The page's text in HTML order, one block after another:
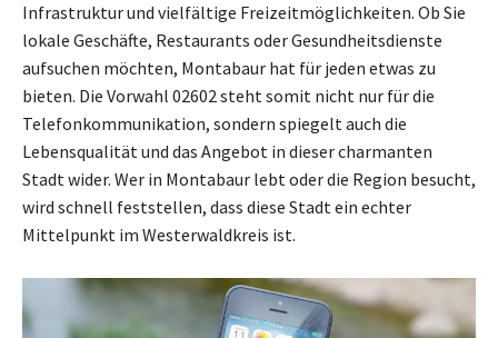
Infrastruktur und vielfältige Freizeitmöglichkeiten. Ob Sie
lokale Geschäfte, Restaurants oder Gesundheitsdienste
aufsuchen möchten, Montabaur hat für jeden etwas zu
bieten. Die Vorwahl 02602 steht somit nicht nur für die
Telefonkommunikation, sondern spiegelt auch die
Lebensqualität und das Angebot in dieser charmanten
Stadt wider. Wer in Montabaur lebt oder die Region besucht,
wird schnell feststellen, dass diese Stadt ein echter
Mittelpunkt im Westerwaldkreis ist.